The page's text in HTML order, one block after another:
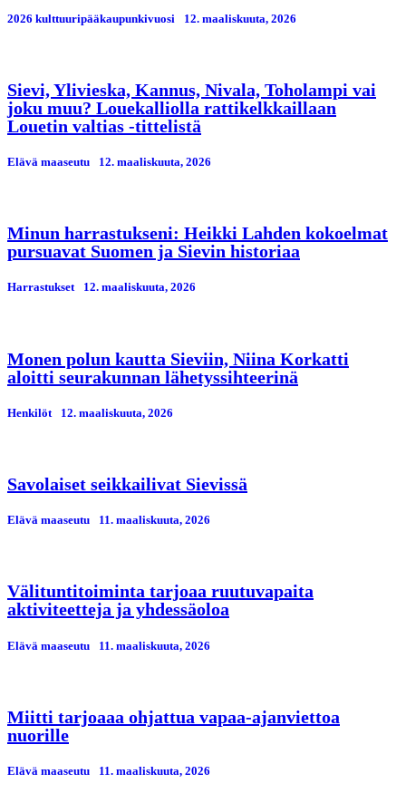
2026 kulttuuripääkaupunkivuosi 12. maaliskuuta, 2026
Sievi, Ylivieska, Kannus, Nivala, Toholampi vai
joku muu? Louekalliolla rattikelkkaillaan
Louetin valtias -tittelistä
Elävä maaseutu 12. maaliskuuta, 2026
Minun harrastukseni: Heikki Lahden kokoelmat
pursuavat Suomen ja Sievin historiaa
Harrastukset 12. maaliskuuta, 2026
Monen polun kautta Sieviin, Niina Korkatti
aloitti seurakunnan lähetyssihteerinä
Henkilöt 12. maaliskuuta, 2026
Savolaiset seikkailivat Sievissä
Elävä maaseutu 11. maaliskuuta, 2026
Välituntitoiminta tarjoaa ruutuvapaita
aktiviteetteja ja yhdessäoloa
Elävä maaseutu 11. maaliskuuta, 2026
Miitti tarjoaaa ohjattua vapaa-ajanviettoa
nuorille
Elävä maaseutu 11. maaliskuuta, 2026